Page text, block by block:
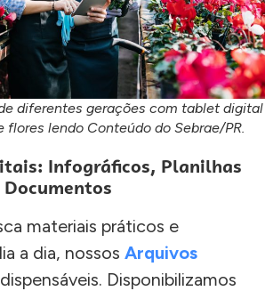
diferentes gerações com tablet digital
flores lendo Conteúdo do Sebrae/PR.
Infográficos, Planilhas
materiais práticos e
a dia, nossos Arquivos
Disponibilizamos